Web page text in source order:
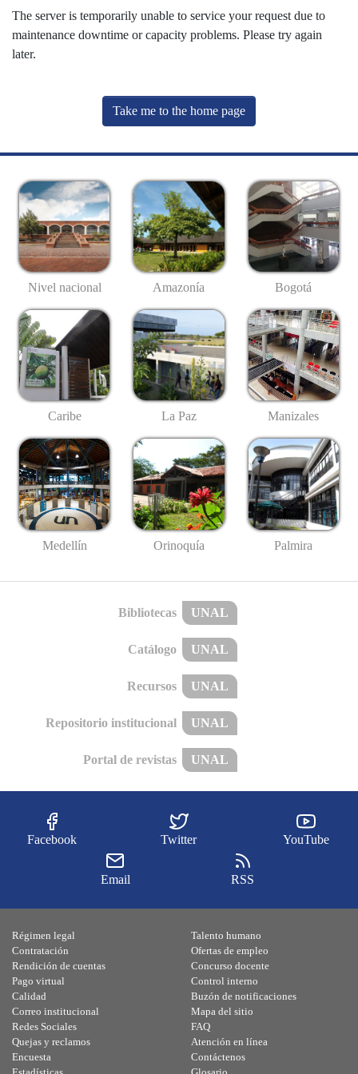
The server is temporarily unable to service your request due to
maintenance downtime or capacity problems. Please try again
later.
Take me to the home page
Nivel nacional Amazonía Bogotá
Caribe La Paz Manizales
Medellín Orinoquía Palmira
Bibliotecas UNAL
Catálogo UNAL
Recursos UNAL
Repositorio institucional UNAL
Portal de revistas UNAL
Facebook Twitter YouTube
Email RSS
Régimen legal
Contratación
Rendición de cuentas
Pago virtual
Calidad
Talento humano
Ofertas de empleo
Concurso docente
Control interno
Buzón de notificaciones
Correo institucional
Redes Sociales
Quejas y reclamos
Encuesta
Mapa del sitio
FAQ
Atención en línea
Contáctenos